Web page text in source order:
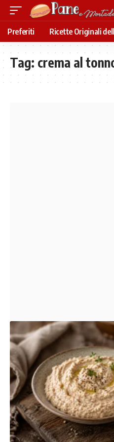
Preferiti Ricette Originali
Tag: crema al